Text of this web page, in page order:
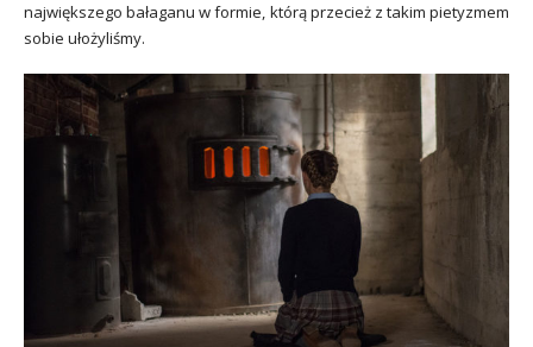
największego bałaganu w formie, którą przecież z takim pietyzmem
sobie ułożyliśmy.